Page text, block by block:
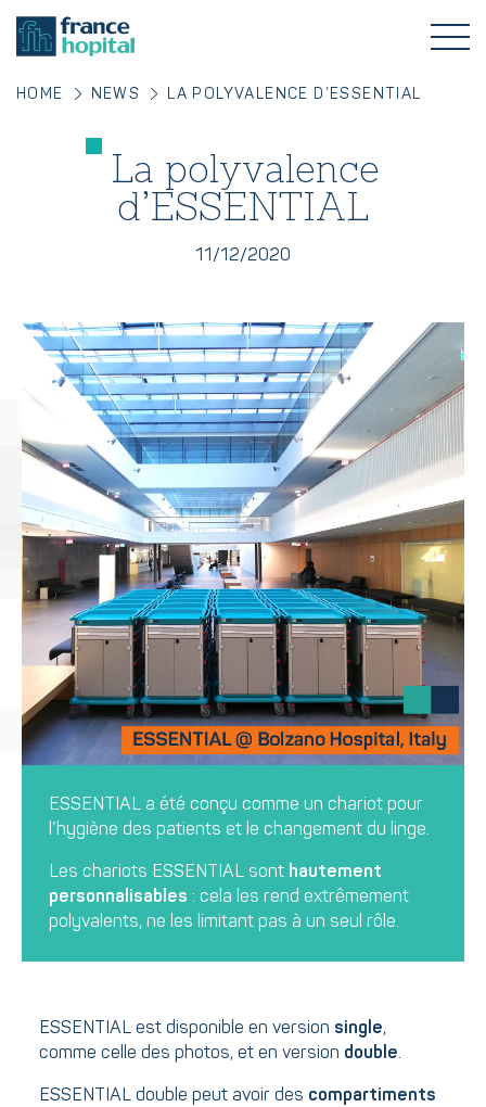
HOME NEWS LA POLYVALENCE D’ESSENTIAL
La polyvalence
d’ESSENTIAL
11/12/2020
ESSENTIAL a été conçu comme un chariot pour
l’hygiène des patients et le changement du linge.
Les chariots ESSENTIAL sont hautement
personnalisables : cela les rend extrêmement
polyvalents, ne les limitant pas à un seul rôle.
ESSENTIAL est disponible en version single,
comme celle des photos, et en version double.
ESSENTIAL double peut avoir des compartiments